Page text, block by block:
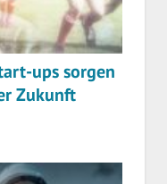
ups sorgen
Zukunft